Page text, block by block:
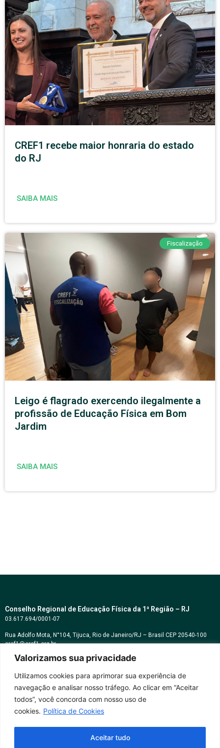
Valorizamos sua privacidade
Utilizamos cookies para aprimorar sua experiência de
navegação e analisar nosso tráfego. Ao clicar em “Aceitar
todos”, você concorda com nosso uso de
cookies. Política de Cookies
Aceitar tudo
CREF1 recebe maior honraria do estado
do RJ
SAIBA MAIS
Fiscalização
Leigo é flagrado exercendo ilegalmente a
profissão de Educação Física em Bom
Jardim
SAIBA MAIS
Conselho Regional de Educação Física da 1ª Região – RJ
03.617.694/0001-07
Rua Adolfo Mota, N°104, Tijuca, Rio de Janeiro/RJ – Brasil CEP 20540-100
cref1@cref1.org.br
Assessoria de comunicação:
Horários de atendimento:
Whatsapp: (21) 2569-2398